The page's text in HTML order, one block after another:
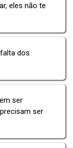
eles não te
dos
ser
ser